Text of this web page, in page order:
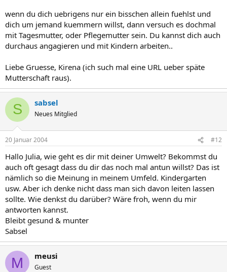
wenn du dich uebrigens nur ein bisschen allein fuehlst und
dich um jemand kuemmern willst, dann versuch es dochmal
mit Tagesmutter, oder Pflegemutter sein. Du kannst dich auch
durchaus angagieren und mit Kindern arbeiten..
Liebe Gruesse, Kirena (ich such mal eine URL ueber späte
Mutterschaft raus).
S sabsel
Neues Mitglied
20 Januar 2004 #12
Hallo Julia, wie geht es dir mit deiner Umwelt? Bekommst du
auch oft gesagt dass du dir das noch mal antun willst? Das ist
nämlich so die Meinung in meinem Umfeld. Kindergarten
usw. Aber ich denke nicht dass man sich davon leiten lassen
sollte. Wie denkst du darüber? Wäre froh, wenn du mir
antworten kannst.
Bleibt gesund & munter
Sabsel
M meusi
Guest